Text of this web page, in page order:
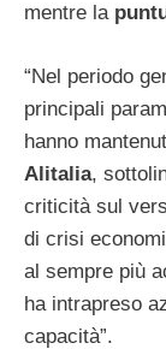
mentre la
“Nel periodo
principali
hanno
Alitalia,
criticità sul
di crisi
al sempre più
ha intrapreso
capacità”.